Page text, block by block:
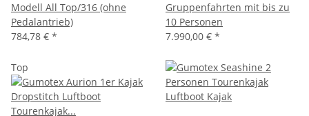
Modell All Top/316 (ohne
Pedalantrieb)
784,78 € *
Gruppenfahrten mit bis zu
10 Personen
7.990,00 € *
Top